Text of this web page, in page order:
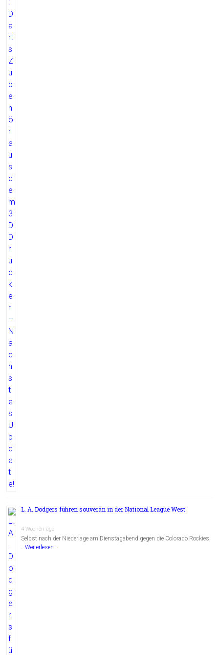
L. A. Dodgers führen souverän in der National League West
4 Wochen ago
Selbst nach der Niederlage am Dienstagabend gegen die Colorado Rockies,
…Weiterlesen...